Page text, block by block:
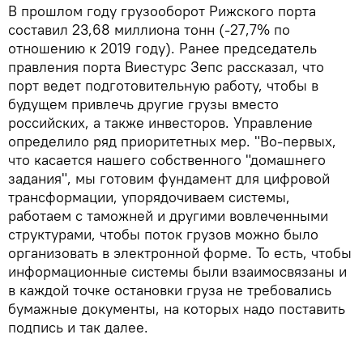
В прошлом году грузооборот Рижского порта
составил 23,68 миллиона тонн (-27,7% по
отношению к 2019 году). Ранее председатель
правления порта Виестурс Зепс рассказал, что
порт ведет подготовительную работу, чтобы в
будущем привлечь другие грузы вместо
российских, а также инвесторов. Управление
определило ряд приоритетных мер. "Во-первых,
что касается нашего собственного "домашнего
задания", мы готовим фундамент для цифровой
трансформации, упорядочиваем системы,
работаем с таможней и другими вовлеченными
структурами, чтобы поток грузов можно было
организовать в электронной форме. То есть, чтобы
информационные системы были взаимосвязаны и
в каждой точке остановки груза не требовались
бумажные документы, на которых надо поставить
подпись и так далее.